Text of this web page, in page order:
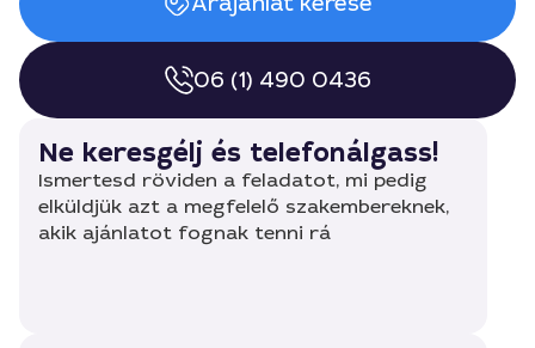
06 (1) 490 0436
Ne keresgélj és telefonálgass!
Ismertesd röviden a feladatot, mi pedig
elküldjük azt a megfelelő szakembereknek,
akik ajánlatot fognak tenni rá